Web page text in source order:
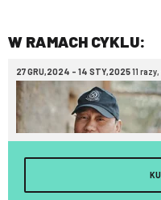
W RAMACH CYKLU:
27 GRU,2024 - 14 STY,202511